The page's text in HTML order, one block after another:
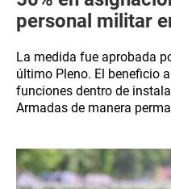
personal militar
La medida fue aprobada
último Pleno. El beneficio
funciones dentro de
Armadas de manera